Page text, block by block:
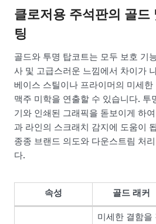
클로저용 주석판의 골드
팅
골드와 투명 탑코트는 모두 보호 기
사 및 고급스러운 느낌에서 차이가
베이스 스틸이나 프라이머의 미세
맥주 미학을 연출할 수 있습니다. 투
기와 인쇄된 그래픽을 돋보이게 하
과 라인의 스크래치 감지에 도움이
종종 브랜드 의도와 다운스트림 처
다.
속성 골드 래커
미세한 결함을